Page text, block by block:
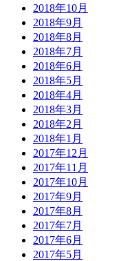
2018年10月
2018年9月
2018年8月
2018年7月
2018年6月
2018年5月
2018年4月
2018年3月
2018年2月
2018年1月
2017年12月
2017年11月
2017年10月
2017年9月
2017年8月
2017年7月
2017年6月
2017年5月